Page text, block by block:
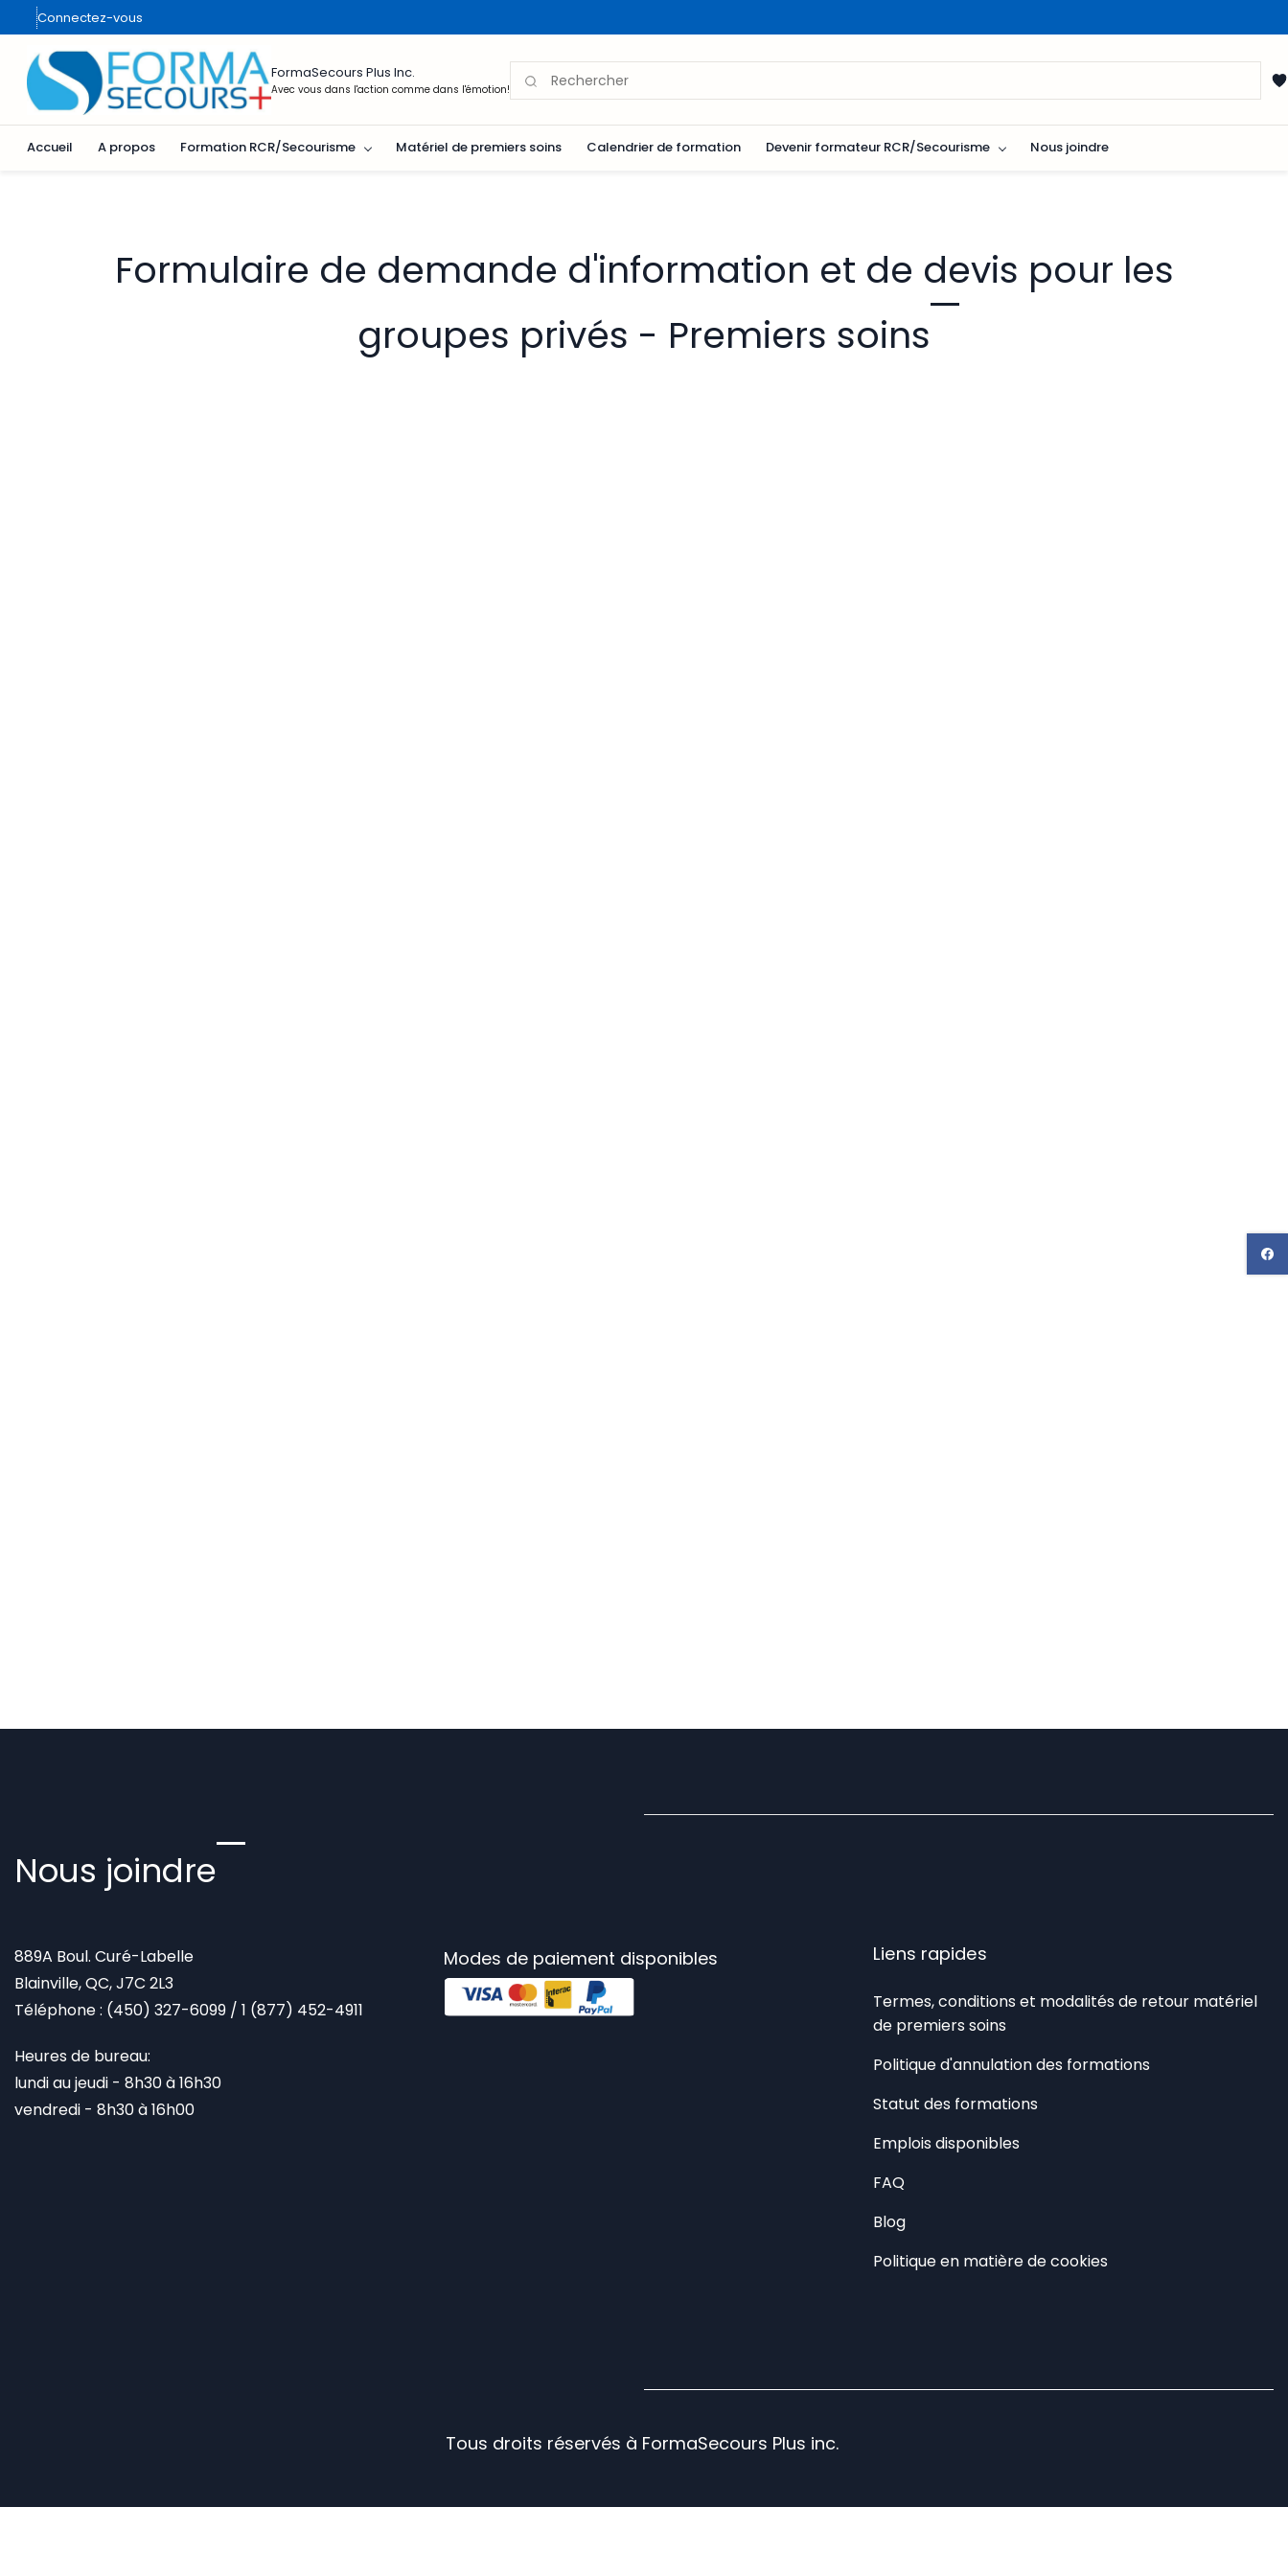
Passer
au
contenu
principal
Connectez-vous
FormaSecours Plus Inc.
Avec vous dans l'action comme dans l'émotion!
Accueil A propos Formation RCR/Secourisme Matériel de premiers soins Calendrier de formation Devenir formateur RCR/Secourisme Nous joindre
Formulaire de demande d'information et de devis pour les
groupes privés - Premiers soins
Nous joindre
889A Boul. Curé-Labelle
Blainville, QC, J7C 2L3
Téléphone : (450) 327-6099 / 1 (877) 452-4911
Heures de bureau:
lundi au jeudi - 8h30 à 16h30
vendredi - 8h30 à 16h00
Modes de paiement disponibles Liens rapides
Termes, conditions et modalités de retour matériel
de premiers soins
Politique d'annulation des formations
Statut des formations
Emplois disponibles
FAQ
Blog
Politique en matière de cookies
Tous droits réservés à FormaSecours Plus inc.